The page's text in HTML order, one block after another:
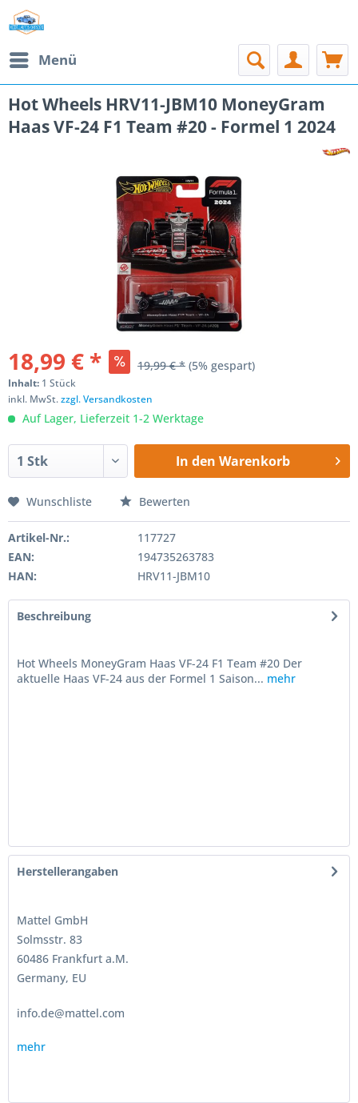
Menü
Hot Wheels HRV11-JBM10 MoneyGram
Haas VF-24 F1 Team #20 - Formel 1 2024
18,99 € * 19,99 € * (5% gespart)
Inhalt: 1 Stück
inkl. MwSt.zzgl. Versandkosten
Auf Lager, Lieferzeit 1-2 Werktage
In den Warenkorb
Wunschliste Bewerten
Artikel-Nr.:
117727
EAN:
194735263783
HAN:
HRV11-JBM10
Beschreibung
Hot Wheels MoneyGram Haas VF-24 F1 Team #20 Der
aktuelle Haas VF-24 aus der Formel 1 Saison... mehr
Herstellerangaben
Mattel GmbH
Solmsstr. 83
60486 Frankfurt a.M.
Germany, EU
info.de@mattel.com
mehr